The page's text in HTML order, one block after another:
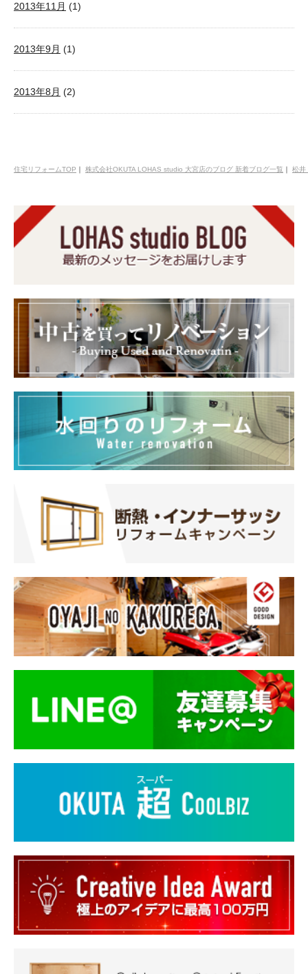
2013年11月 (1)
2013年9月 (1)
2013年8月 (2)
住宅リフォームTOP ｜ 株式会社OKUTA LOHAS studio 大宮店のブログ 新着ブログ一覧 ｜ 松井